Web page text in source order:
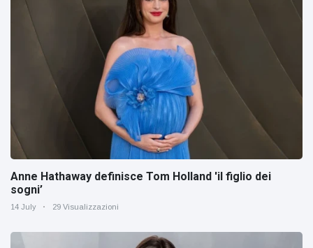
Anne Hathaway definisce Tom Holland 'il figlio dei
sogni’
14 July 29 Visualizzazioni